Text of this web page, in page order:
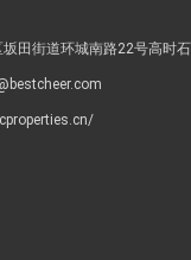
田街道环城南路22号高时